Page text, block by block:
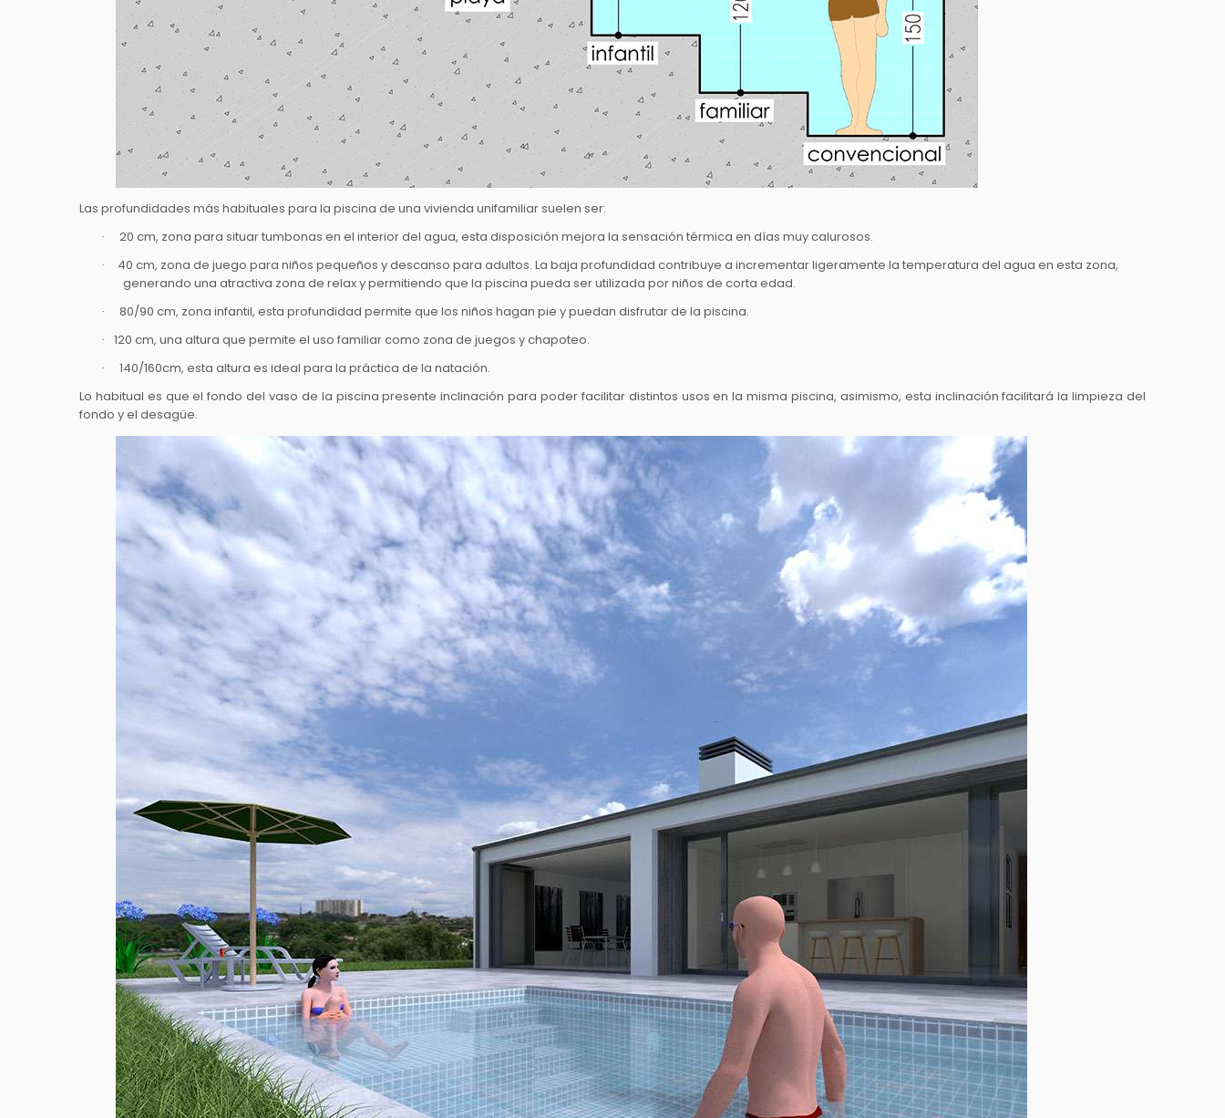
Las profundidades más habituales para la piscina de una vivienda unifamiliar suelen ser:
· 20 cm, zona para situar tumbonas en el interior del agua, esta disposición mejora la sensación térmica en días muy calurosos.
·
40 cm, zona de juego para niños pequeños y descanso para adultos. La baja profundidad contribuye a incrementar ligeramente la temperatura del agua en esta zona,
generando una atractiva zona de relax y permitiendo que la piscina pueda ser utilizada por niños de corta edad.
· 80/90 cm, zona infantil, esta profundidad permite que los niños hagan pie y puedan disfrutar de la piscina.
· 120 cm, una altura que permite el uso familiar como zona de juegos y chapoteo.
·
140/160cm, esta altura es ideal para la práctica de la natación.
Lo habitual es que el fondo del vaso de la piscina presente inclinación para poder facilitar distintos usos en la misma piscina, asimismo, esta inclinación facilitará la limpieza del
fondo y el desagüe.